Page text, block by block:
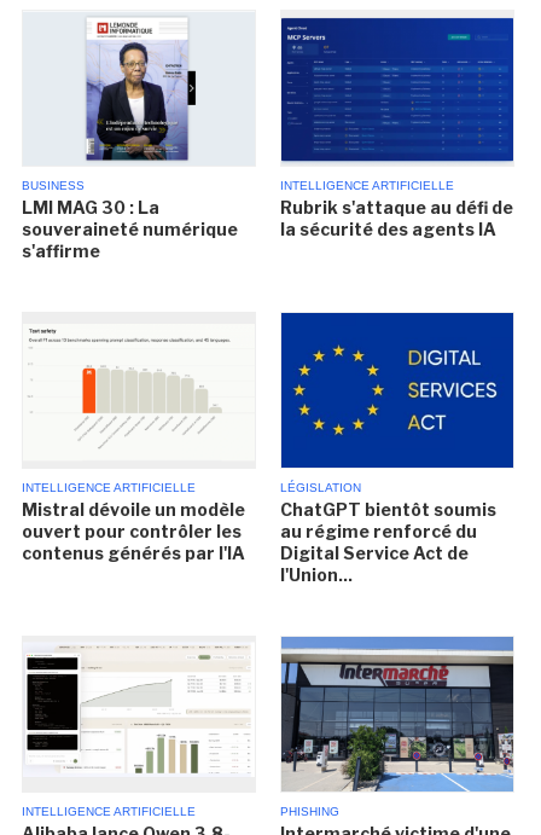
BUSINESS
LMI MAG 30 : La
souveraineté numérique
s'affirme
INTELLIGENCE ARTIFICIELLE
Rubrik s'attaque au défi de
la sécurité des agents IA
INTELLIGENCE ARTIFICIELLE
Mistral dévoile un modèle
ouvert pour contrôler les
contenus générés par l'IA
LÉGISLATION
ChatGPT bientôt soumis
au régime renforcé du
Digital Service Act de
l'Union...
INTELLIGENCE ARTIFICIELLE PHISHING